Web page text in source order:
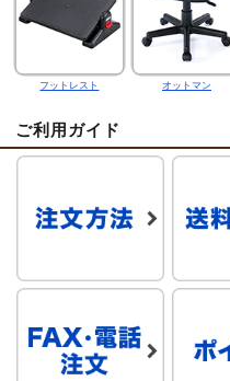
フットレスト オットマン
ご利用ガイド